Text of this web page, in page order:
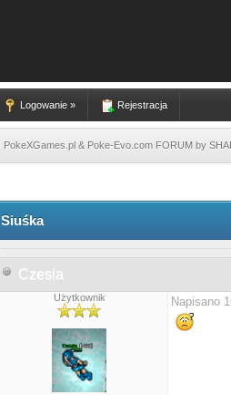
Logowanie » Rejestracja
PokeXGames.pl & Poke-Evo.com FORUM by
Siuśka
Czesia
Użytkownik Napisano